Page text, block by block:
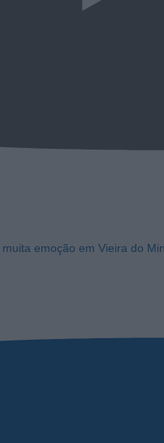
emoção em Vieira do